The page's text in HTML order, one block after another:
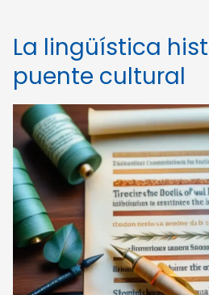
La lingüística
puente cultural